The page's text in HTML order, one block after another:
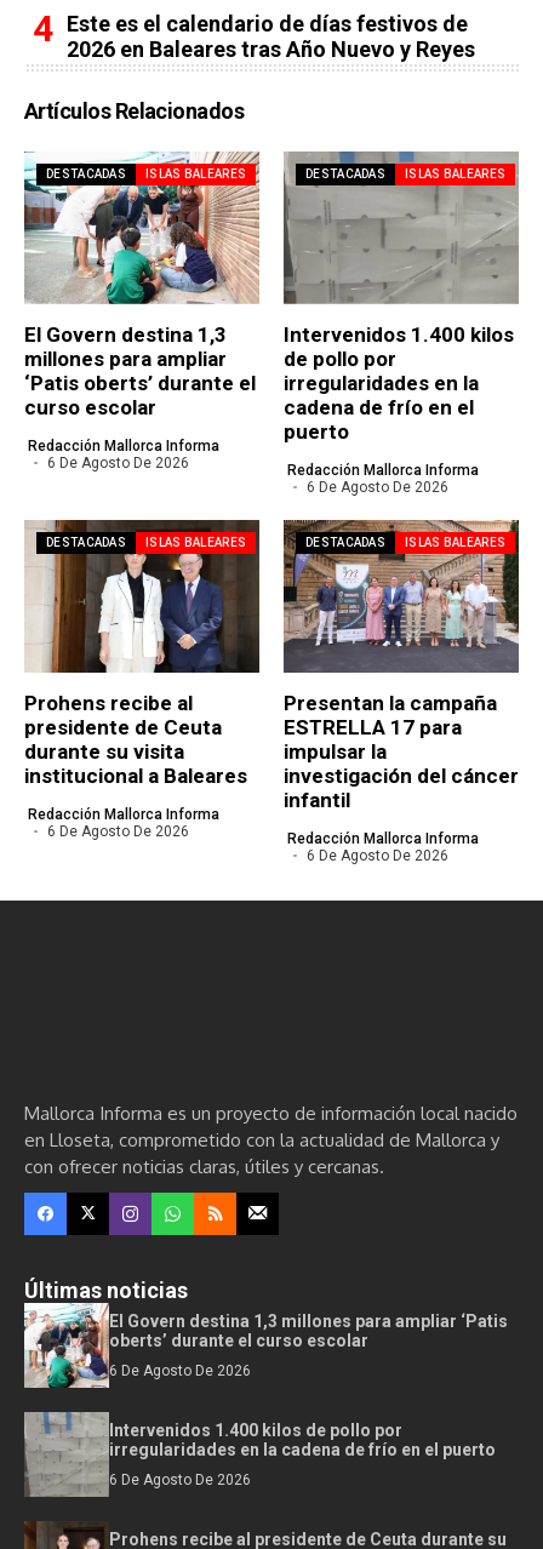
Este es el calendario de días festivos de
2026 en Baleares tras Año Nuevo y Reyes
Artículos Relacionados
DESTACADAS ISLAS BALEARES
El Govern destina 1,3
millones para ampliar
‘Patis oberts’ durante el
curso escolar
Redacción Mallorca Informa
6 De Agosto De 2026
DESTACADAS ISLAS BALEARES
Intervenidos 1.400 kilos
de pollo por
irregularidades en la
cadena de frío en el
puerto
Redacción Mallorca Informa
6 De Agosto De 2026
DESTACADAS ISLAS BALEARES
Prohens recibe al
presidente de Ceuta
durante su visita
institucional a Baleares
Redacción Mallorca Informa
6 De Agosto De 2026
DESTACADAS ISLAS BALEARES
Presentan la campaña
ESTRELLA 17 para
impulsar la
investigación del cáncer
infantil
Redacción Mallorca Informa
6 De Agosto De 2026
Mallorca Informa es un proyecto de información local nacido
en Lloseta, comprometido con la actualidad de Mallorca y
con ofrecer noticias claras, útiles y cercanas.
Últimas noticias
El Govern destina 1,3 millones para ampliar ‘Patis
oberts’ durante el curso escolar
6 De Agosto De 2026
Intervenidos 1.400 kilos de pollo por
irregularidades en la cadena de frío en el puerto
6 De Agosto De 2026
Prohens recibe al presidente de Ceuta durante su